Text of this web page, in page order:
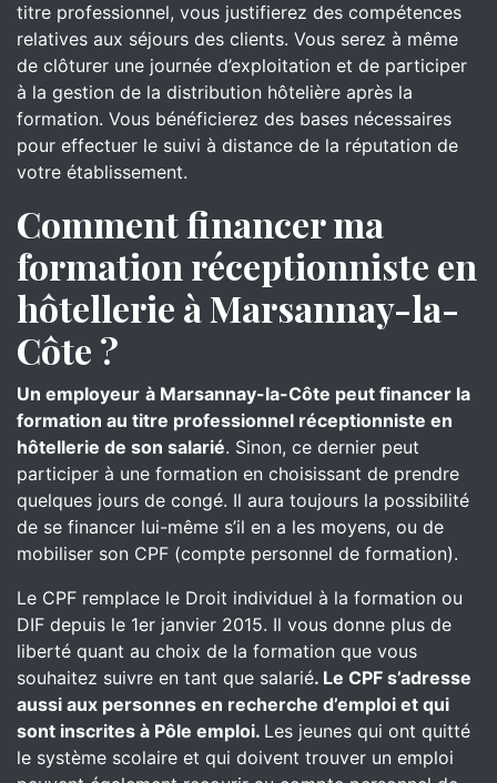
titre professionnel, vous justifierez des compétences
relatives aux séjours des clients. Vous serez à même
de clôturer une journée d’exploitation et de participer
à la gestion de la distribution hôtelière après la
formation. Vous bénéficierez des bases nécessaires
pour effectuer le suivi à distance de la réputation de
votre établissement.
Comment financer ma
formation réceptionniste en
hôtellerie à Marsannay-la-
Côte ?
Un employeur à Marsannay-la-Côte peut financer la
formation au titre professionnel réceptionniste en
hôtellerie de son salarié. Sinon, ce dernier peut
participer à une formation en choisissant de prendre
quelques jours de congé. Il aura toujours la possibilité
de se financer lui-même s’il en a les moyens, ou de
mobiliser son CPF (compte personnel de formation).
Le CPF remplace le Droit individuel à la formation ou
DIF depuis le 1er janvier 2015. Il vous donne plus de
liberté quant au choix de la formation que vous
souhaitez suivre en tant que salarié. Le CPF s’adresse
aussi aux personnes en recherche d’emploi et qui
sont inscrites à Pôle emploi. Les jeunes qui ont quitté
le système scolaire et qui doivent trouver un emploi